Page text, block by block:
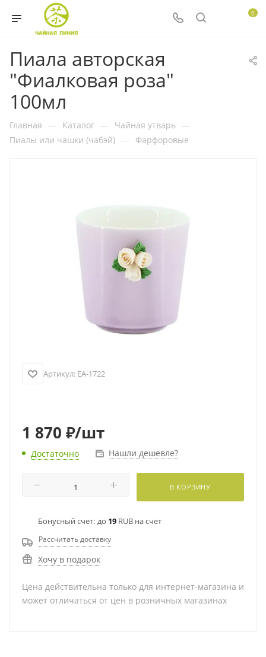
0
Пиала авторская
"Фиалковая роза"
100мл
Главная — Каталог — Чайная утварь —
Пиалы или чашки (чабэй) — Фарфоровые
Артикул: EA-1722
1 870 ₽/шт
Достаточно Нашли дешевле?
В КОРЗИНУ
Бонусный счет: до 19 RUB на счет
Рассчитать доставку
Хочу в подарок
Цена действительна только для интернет-магазина и
может отличаться от цен в розничных магазинах